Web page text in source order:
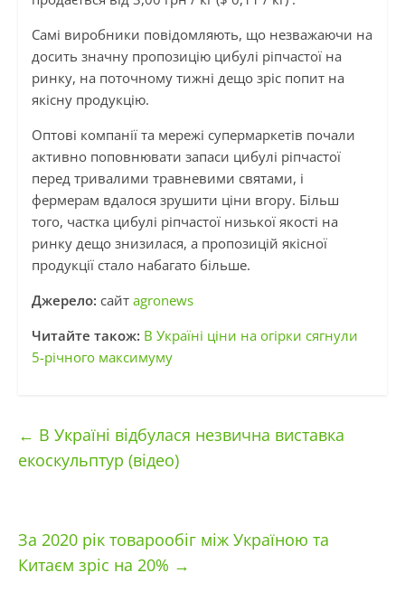
Самі виробники повідомляють, що незважаючи на
досить значну пропозицію цибулі ріпчастої на
ринку, на поточному тижні дещо зріс попит на
якісну продукцію.
Оптові компанії та мережі супермаркетів почали
активно поповнювати запаси цибулі ріпчастої
перед тривалими травневими святами, і
фермерам вдалося зрушити ціни вгору. Більш
того, частка цибулі ріпчастої низької якості на
ринку дещо знизилася, а пропозицій якісної
продукції стало набагато більше.
Джерело: сайт agronews
Читайте також: В Україні ціни на огірки сягнули
5-річного максимуму
← В Україні відбулася незвична виставка
екоскульптур (відео)
За 2020 рік товарообіг між Україною та
Китаєм зріс на 20% →